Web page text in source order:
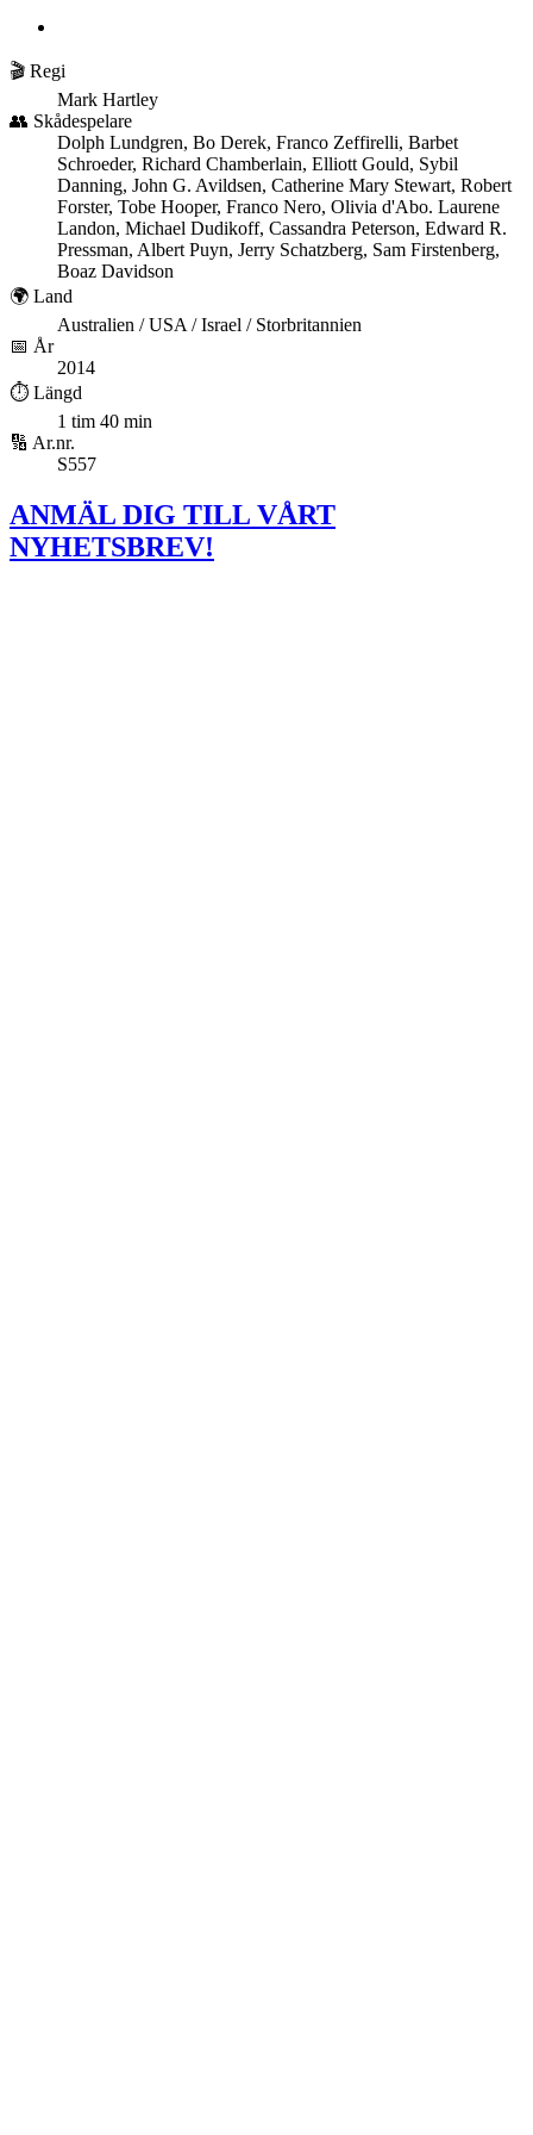
🎬 Regi
Mark Hartley
👥 Skådespelare
Dolph Lundgren, Bo Derek, Franco Zeffirelli, Barbet
Schroeder, Richard Chamberlain, Elliott Gould, Sybil
Danning, John G. Avildsen, Catherine Mary Stewart, Robert
Forster, Tobe Hooper, Franco Nero, Olivia d'Abo. Laurene
Landon, Michael Dudikoff, Cassandra Peterson, Edward R.
Pressman, Albert Puyn, Jerry Schatzberg, Sam Firstenberg,
Boaz Davidson
🌍 Land
Australien / USA / Israel / Storbritannien
📅 År
2014
⏱️ Längd
1 tim 40 min
🔢 Ar.nr.
S557
ANMÄL DIG TILL VÅRT
NYHETSBREV!